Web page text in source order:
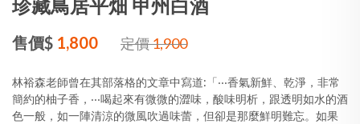
珍藏鳥居平畑 甲州白酒
售價$ 1,800 定價1,900
林裕森老師曾在其部落格的文章中寫道:「‧‧‧香氣新鮮、乾淨，非常
簡約的柚子香，‧‧‧喝起來有微微的澀味，酸味明析，跟透明如水的酒
色一般，如一陣清涼的微風吹過味蕾，但卻是那麼鮮明難忘。如果